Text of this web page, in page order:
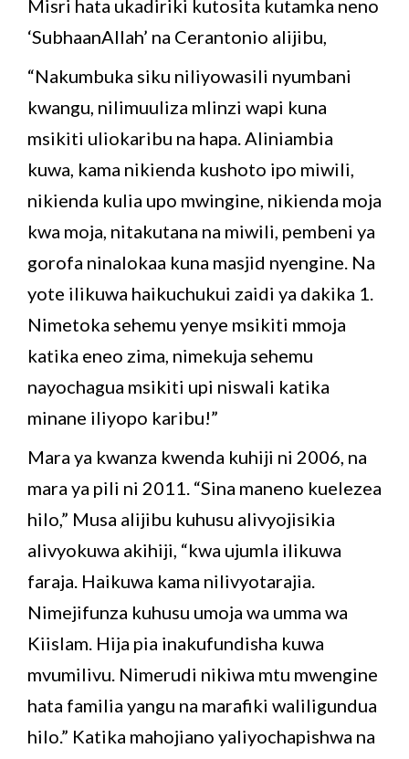
Misri hata ukadiriki kutosita kutamka neno
‘SubhaanAllah’ na Cerantonio alijibu,
“Nakumbuka siku niliyowasili nyumbani
kwangu, nilimuuliza mlinzi wapi kuna
msikiti uliokaribu na hapa. Aliniambia
kuwa, kama nikienda kushoto ipo miwili,
nikienda kulia upo mwingine, nikienda moja
kwa moja, nitakutana na miwili, pembeni ya
gorofa ninalokaa kuna masjid nyengine. Na
yote ilikuwa haikuchukui zaidi ya dakika 1.
Nimetoka sehemu yenye msikiti mmoja
katika eneo zima, nimekuja sehemu
nayochagua msikiti upi niswali katika
minane iliyopo karibu!”
Mara ya kwanza kwenda kuhiji ni 2006, na
mara ya pili ni 2011. “Sina maneno kuelezea
hilo,” Musa alijibu kuhusu alivyojisikia
alivyokuwa akihiji, “kwa ujumla ilikuwa
faraja. Haikuwa kama nilivyotarajia.
Nimejifunza kuhusu umoja wa umma wa
Kiislam. Hija pia inakufundisha kuwa
mvumilivu. Nimerudi nikiwa mtu mwengine
hata familia yangu na marafiki waliligundua
hilo.” Katika mahojiano yaliyochapishwa na